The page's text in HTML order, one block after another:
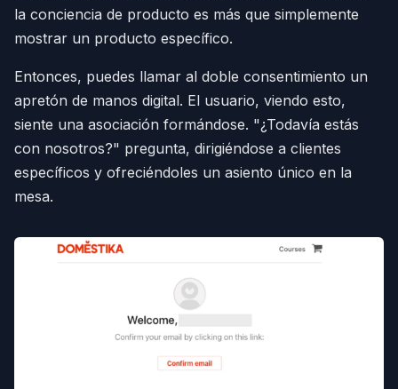
la conciencia de producto es más que simplemente
mostrar un producto específico.
Entonces, puedes llamar al doble consentimiento un
apretón de manos digital. El usuario, viendo esto,
siente una asociación formándose. "¿Todavía estás
con nosotros?" pregunta, dirigiéndose a clientes
específicos y ofreciéndoles un asiento único en la
mesa.